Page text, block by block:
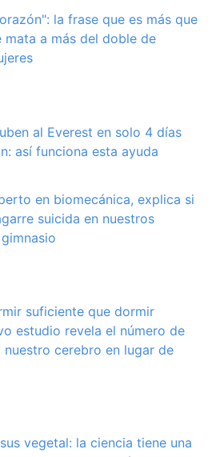
la frase que es más que
mata a más del doble de
al Everest en solo 4 días
así funciona esta ayuda
en biomecánica, explica si
suicida en nuestros
suficiente que dormir
estudio revela el número de
nuestro cerebro en lugar de
vegetal: la ciencia tiene una